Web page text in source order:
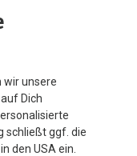
Face
wir unsere
Dich
schließt ggf. die
den USA ein.